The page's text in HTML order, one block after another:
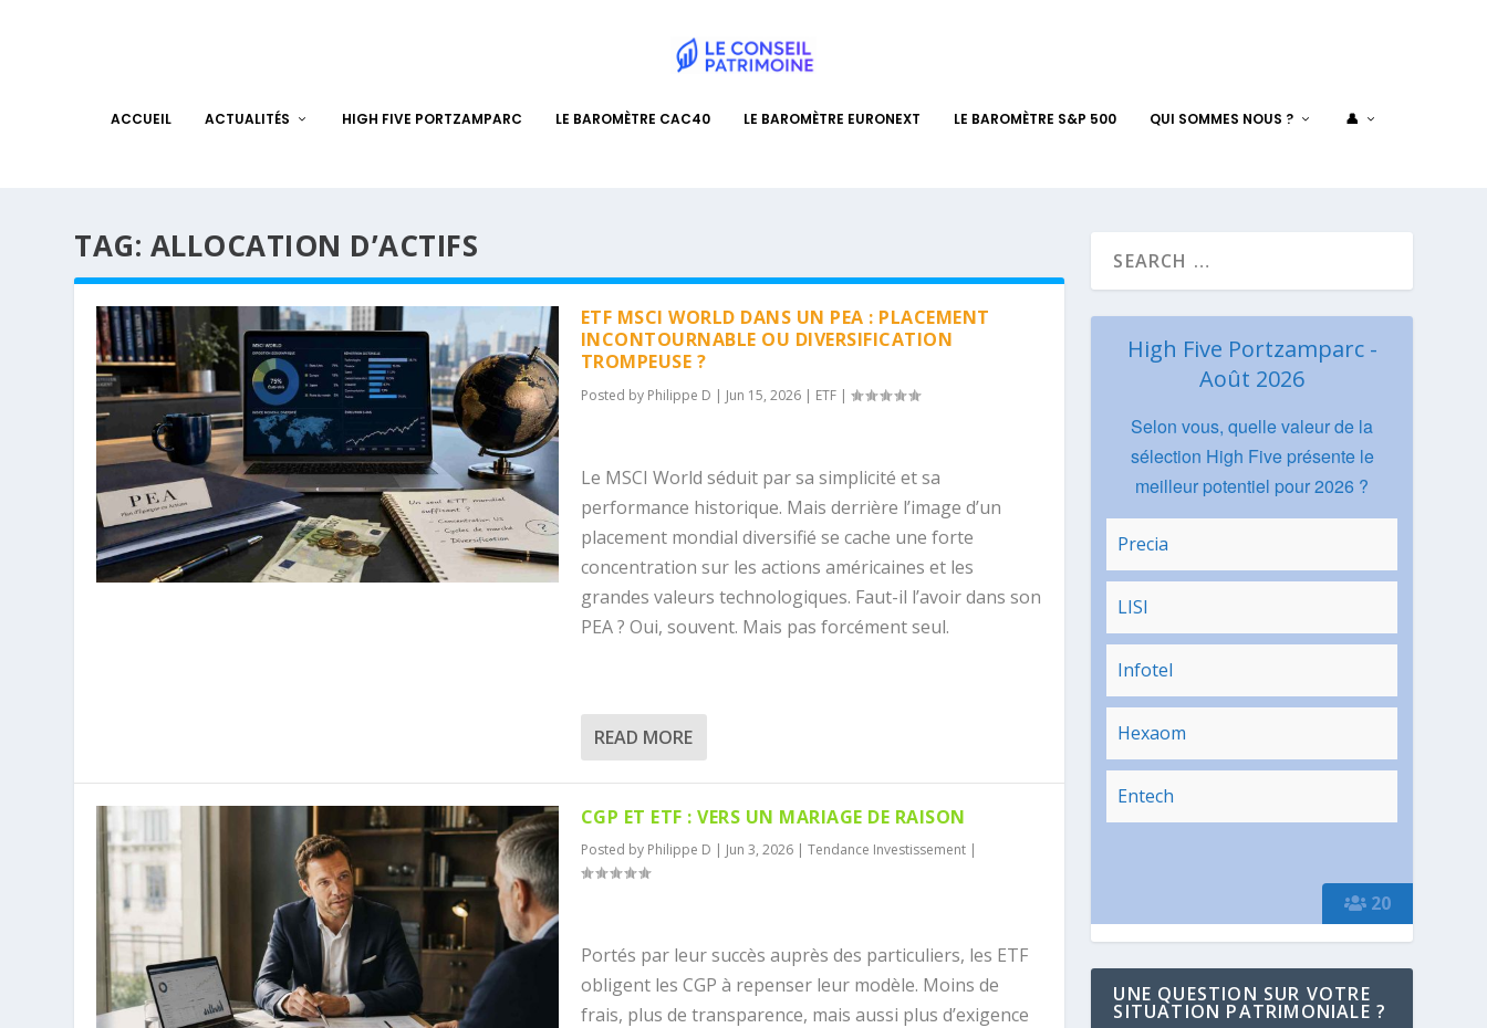
ACCUEIL ACTUALITÉS HIGH FIVE PORTZAMPARC LE BAROMÈTRE CAC40 LE BAROMÈTRE EURONEXT LE BAROMÈTRE S&P 500 QUI SOMMES NOUS ? 👤
TAG: ALLOCATION D’ACTIFS
ETF MSCI WORLD DANS UN PEA : PLACEMENT
INCONTOURNABLE OU DIVERSIFICATION
TROMPEUSE ?
Posted by Philippe D | Jun 15, 2026| ETF|
Le MSCI World séduit par sa simplicité et sa
performance historique. Mais derrière l’image d’un
placement mondial diversifié se cache une forte
concentration sur les actions américaines et les
grandes valeurs technologiques. Faut-il l’avoir dans son
PEA ? Oui, souvent. Mais pas forcément seul.
READ MORE
CGP ET ETF : VERS UN MARIAGE DE RAISON
Posted by Philippe D | Jun 3, 2026| Tendance Investissement|
Portés par leur succès auprès des particuliers, les ETF
obligent les CGP à repenser leur modèle. Moins de
frais, plus de transparence, mais aussi plus d’exigence
20
High Five Portzamparc -
Août 2026
Selon vous, quelle valeur de la
sélection High Five présente le
meilleur potentiel pour 2026 ?
Precia
LISI
Infotel
Hexaom
Entech
UNE QUESTION SUR VOTRE
SITUATION PATRIMONIALE ?